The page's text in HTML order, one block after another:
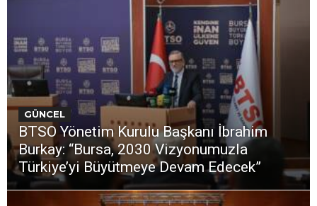
GÜNCEL
BTSO Yönetim Kurulu Başkanı İbrahim
Burkay: “Bursa, 2030 Vizyonumuzla
Türkiye’yi Büyütmeye Devam Edecek”